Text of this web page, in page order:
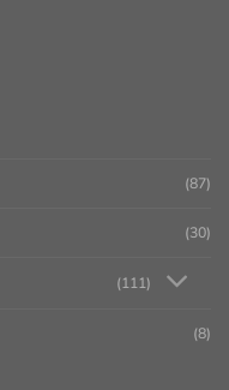
(87)
(30)
(111)
(8)